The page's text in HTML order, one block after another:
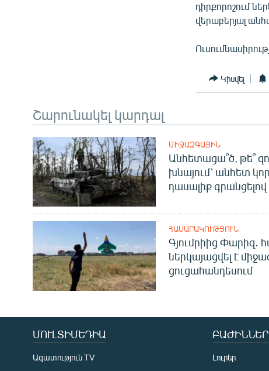
դիրքորոշում
վերաբերյալ
Կիսվել
Շարունակել կարդալ
ՄԻՋԱԶԳԱՅԻՆ
Անհետացա՞ծ, թե՞
խնայում՝ անհետ
դասալիք գրանցելով
ՀԱՍԱՐԱԿՈՒԹՅՈՒՆ
Գյումրիից Փարիզ․
ներկայացվել է
ցուցահանդեսում
ՄՈՒԼՏԻՄԵԴԻԱ
Ազատություն TV
ԲԱԺԻՆՆԵՐ
Լուրեր